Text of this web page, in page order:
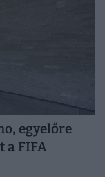
egyelőre
a FIFA